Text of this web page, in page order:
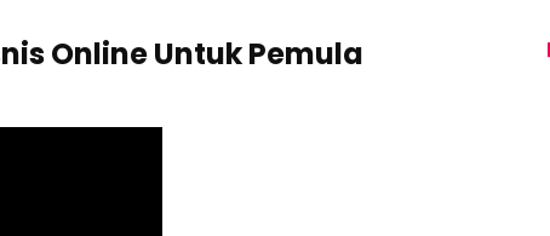
Online Untuk Pemula